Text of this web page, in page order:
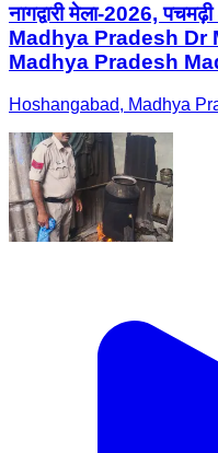
नागद्वारी मेला-2026,
Madhya Pradesh Dr
Madhya Pradesh
Hoshangabad, Madhya